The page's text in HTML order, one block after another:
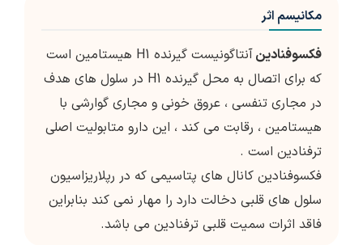
مکانیسم اثر
فکسوفنادین
آنتاگونیست گیرنده H1 هیستامین است
که برای اتصال به محل گیرنده H1 در سلول های هدف
در مجاری تنفسی ، عروق خونی و مجاری گوارشی با
هیستامین ، رقابت می کند ، این دارو متابولیت اصلی
ترفنادین است .
فکسوفنادین کانال های پتاسیمی که در رپلاریزاسیون
سلول های قلبی دخالت دارد را مهار نمی کند بنابراین
فاقد اثرات سمیت قلبی ترفنادین می باشد.